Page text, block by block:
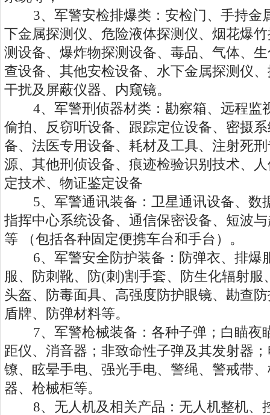
3、军警安检排爆类：安检门、手持金
下金属探测仪、危险液体探测仪、烟花爆
测设备、爆炸物探测设备、毒品、气体、
查设备、其他安检设备、水下金属探测仪
干扰及屏蔽仪器、内窥镜。
4、军警刑侦器材类：勘察箱、远程监
偷拍、反窃听设备、跟踪定位设备、密摄
备、法医专用设备、耗材及工具、注射死
源、其他刑侦设备、痕迹检验识别技术、
定技术、物证鉴定设备
5、军警通讯装备：卫星通讯设备、数
指挥中心系统设备、通信保密设备、短波
等 （包括各种固定便携车台和手台）。
6、军警安全防护装备：防弹衣、排爆
服、防刺靴、防(刺)割手套、防生化辐射服
头盔、防毒面具、高强度防护眼镜、勘查
盾牌、防弹材料等。
7、军警枪械装备：各种子弹；白瞄夜
距仪、消音器；非致命性子弹及其发射器
镣、眩晕手电、强光手电、警绳、警戒带
器、枪械柜等。
8、无人机及相关产品：无人机整机、